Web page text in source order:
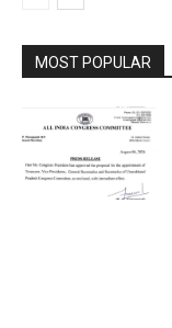
MOST POPULAR